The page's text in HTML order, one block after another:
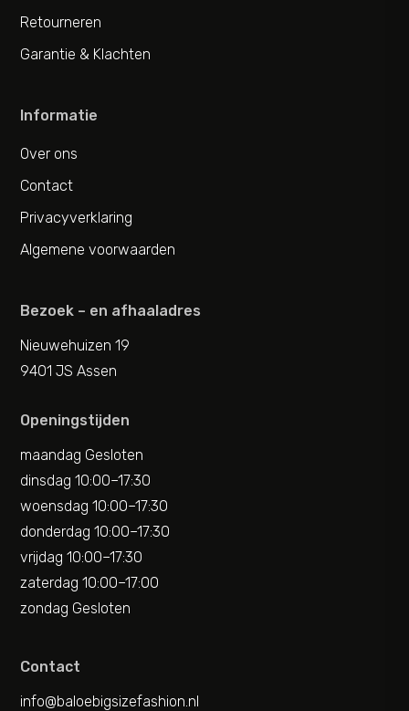
Retourneren
Garantie & Klachten
Informatie
Over ons
Contact
Privacyverklaring
Algemene voorwaarden
Bezoek – en afhaaladres
Nieuwehuizen 19
9401 JS Assen
Openingstijden
maandag Gesloten
dinsdag 10:00–17:30
woensdag 10:00–17:30
donderdag 10:00–17:30
vrijdag 10:00–17:30
zaterdag 10:00–17:00
zondag Gesloten
Contact
info@baloebigsizefashion.nl